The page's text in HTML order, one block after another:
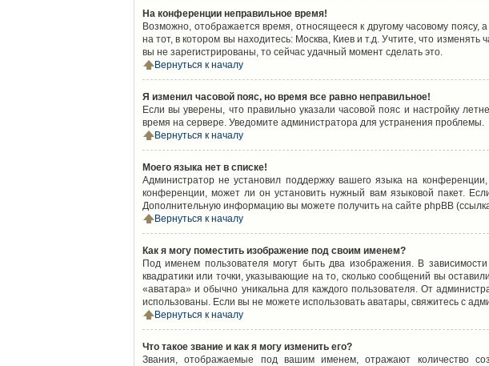
На конференции неправильное время!
Возможно, отображается время, относящееся к другому часовому поясу,
на тот, в котором вы находитесь: Москва, Киев и т.д. Учтите, что
вы не зарегистрированы, то сейчас удачный момент сделать это.
Вернуться к началу
Я изменил часовой пояс, но время все равно неправильное!
Если вы уверены, что правильно указали часовой пояс и настройку
время на сервере. Уведомите администратора для устранения проблемы.
Вернуться к началу
Моего языка нет в списке!
Администратор не установил поддержку вашего языка на
конференции, может ли он установить нужный вам языковой пакет.
Дополнительную информацию вы можете получить на сайте phpBB
Вернуться к началу
Как я могу поместить изображение под своим именем?
Под именем пользователя могут быть два изображения. В
квадратики или точки, указывающие на то, сколько сообщений вы
«аватара» и обычно уникальна для каждого пользователя. От
использованы. Если вы не можете использовать аватары, свяжитесь с
Вернуться к началу
Что такое звание и как я могу изменить его?
Звания, отображаемые под вашим именем, отражают количество